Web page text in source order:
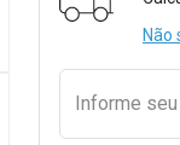
Não
Informe seu